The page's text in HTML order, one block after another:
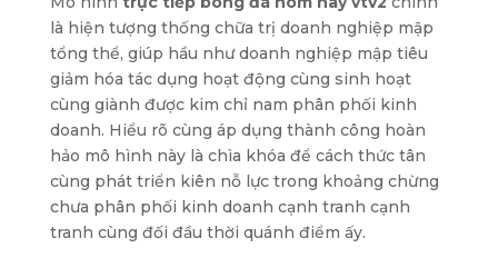
là hiện tượng thống chữa trị doanh nghiệp mập
tổng thể, giúp hầu như doanh nghiệp mập tiêu
giảm hóa tác dụng hoạt động cùng sinh hoạt
cùng giành được kim chỉ nam phân phối kinh
doanh. Hiểu rõ cùng áp dụng thành công hoàn
hảo mô hình này là chìa khóa để cách thức tân
cùng phát triển kiên nỗ lực trong khoảng chừng
chưa phân phối kinh doanh cạnh tranh cạnh
tranh cùng đối đầu thời quánh điểm ấy.